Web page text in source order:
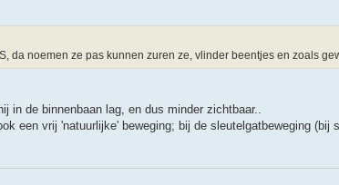
da noemen ze pas kunnen zuren ze, vlinder beentjes en zoals
in de binnenbaan lag, en dus minder zichtbaar..
een vrij 'natuurlijke' beweging; bij de sleutelgatbeweging